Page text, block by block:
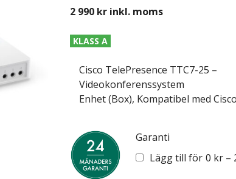
2 990 kr inkl. moms
KLASS A
Cisco TelePresence TTC7-25 –
Videokonferenssystem
Enhet (Box), Kompatibel med
Garanti
Lägg till för 0 kr –